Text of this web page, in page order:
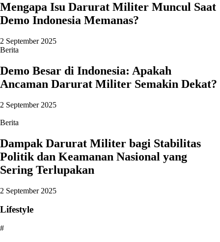
Mengapa Isu Darurat Militer Muncul Saat
Demo Indonesia Memanas?
2 September 2025
Berita
Demo Besar di Indonesia: Apakah
Ancaman Darurat Militer Semakin Dekat?
2 September 2025
Berita
Dampak Darurat Militer bagi Stabilitas
Politik dan Keamanan Nasional yang
Sering Terlupakan
2 September 2025
Lifestyle
#